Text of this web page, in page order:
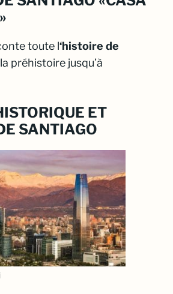
toute l‘histoire de
préhistoire jusqu’à
ET
SANTIAGO